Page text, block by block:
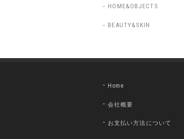
HOME&OBJECTS
BEAUTY&SKIN
Home
会社概要
お支払い方法について